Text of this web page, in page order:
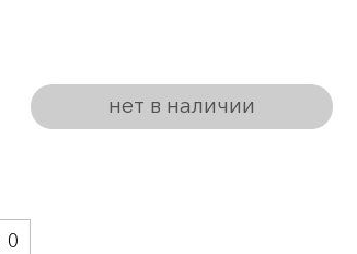
нет в наличии
0